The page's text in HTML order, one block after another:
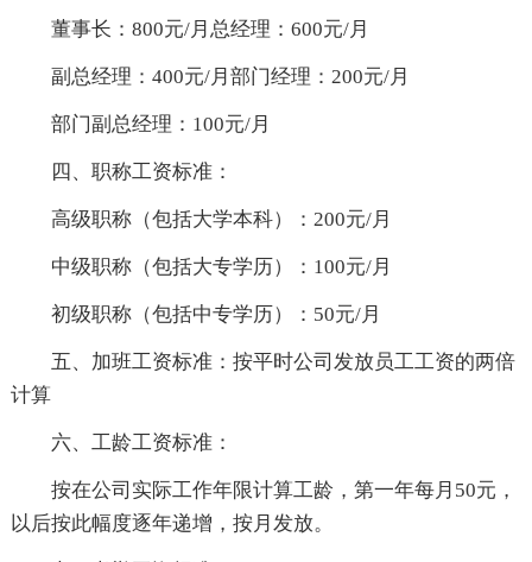
董事长：800元/月总经理：600元/月
副总经理：400元/月部门经理：200元/月
部门副总经理：100元/月
四、职称工资标准：
高级职称（包括大学本科）：200元/月
中级职称（包括大专学历）：100元/月
初级职称（包括中专学历）：50元/月
五、加班工资标准：按平时公司发放员工工资的两倍
计算
六、工龄工资标准：
按在公司实际工作年限计算工龄，第一年每月50元，
以后按此幅度逐年递增，按月发放。